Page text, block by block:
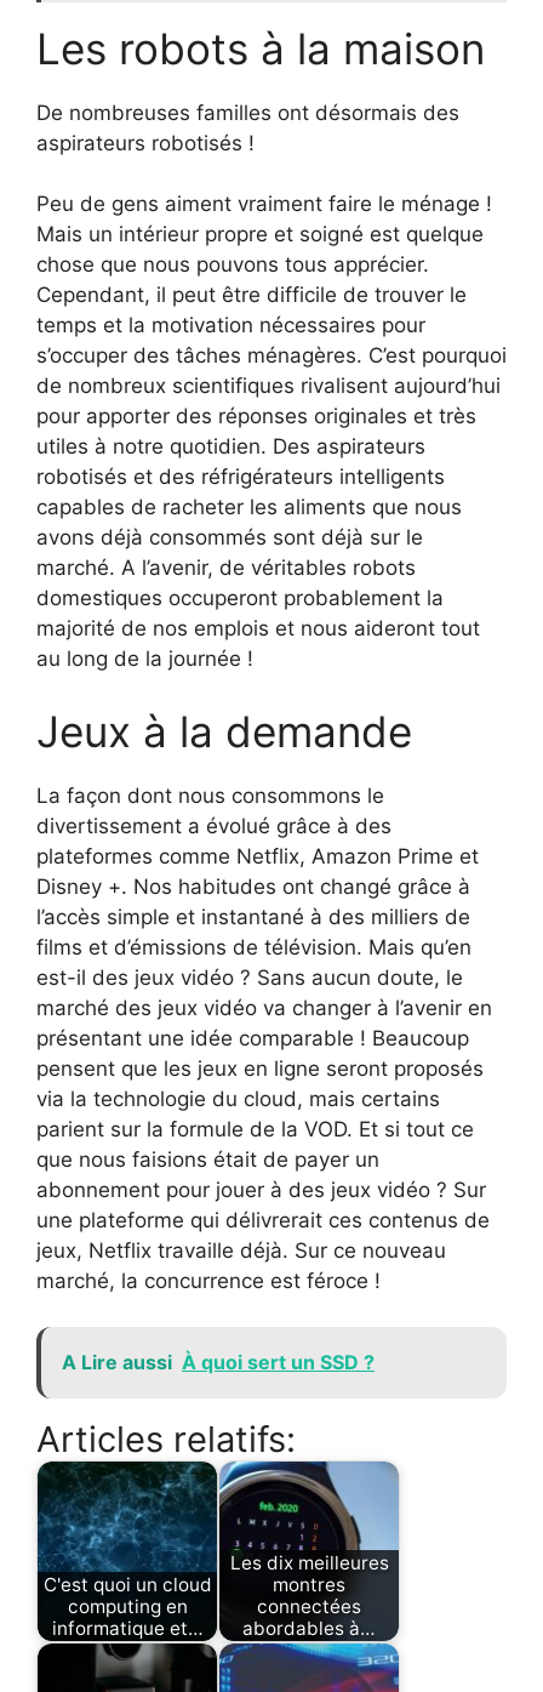
Les robots à la maison
De nombreuses familles ont désormais des
aspirateurs robotisés !
Peu de gens aiment vraiment faire le ménage !
Mais un intérieur propre et soigné est quelque
chose que nous pouvons tous apprécier.
Cependant, il peut être difficile de trouver le
temps et la motivation nécessaires pour
s’occuper des tâches ménagères. C’est pourquoi
de nombreux scientifiques rivalisent aujourd’hui
pour apporter des réponses originales et très
utiles à notre quotidien. Des aspirateurs
robotisés et des réfrigérateurs intelligents
capables de racheter les aliments que nous
avons déjà consommés sont déjà sur le
marché. A l’avenir, de véritables robots
domestiques occuperont probablement la
majorité de nos emplois et nous aideront tout
au long de la journée !
Jeux à la demande
La façon dont nous consommons le
divertissement a évolué grâce à des
plateformes comme Netflix, Amazon Prime et
Disney +. Nos habitudes ont changé grâce à
l’accès simple et instantané à des milliers de
films et d’émissions de télévision. Mais qu’en
est-il des jeux vidéo ? Sans aucun doute, le
marché des jeux vidéo va changer à l’avenir en
présentant une idée comparable ! Beaucoup
pensent que les jeux en ligne seront proposés
via la technologie du cloud, mais certains
parient sur la formule de la VOD. Et si tout ce
que nous faisions était de payer un
abonnement pour jouer à des jeux vidéo ? Sur
une plateforme qui délivrerait ces contenus de
jeux, Netflix travaille déjà. Sur ce nouveau
marché, la concurrence est féroce !
A Lire aussi À quoi sert un SSD ?
Articles relatifs:
C'est quoi un cloud
computing en
informatique et…
Les dix meilleures
montres
connectées
abordables à…